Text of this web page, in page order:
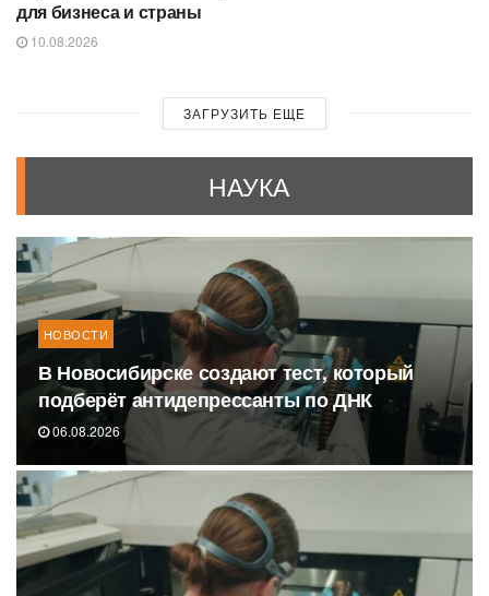
для бизнеса и страны
10.08.2026
ЗАГРУЗИТЬ ЕЩЕ
НАУКА
НОВОСТИ
В Новосибирске создают тест, который
подберёт антидепрессанты по ДНК
06.08.2026